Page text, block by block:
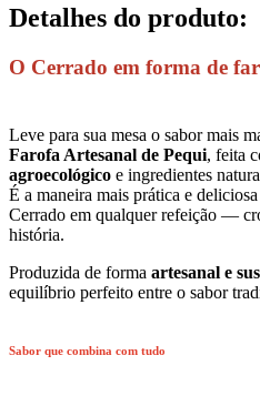
Detalhes do produto:
O Cerrado em forma de
Leve para sua mesa o sabor mais
Farofa Artesanal de Pequi, feita
agroecológico e ingredientes
É a maneira mais prática e
Cerrado em qualquer refeição —
história.
Produzida de forma artesanal e
equilíbrio perfeito entre o sabor
Sabor que combina com tudo